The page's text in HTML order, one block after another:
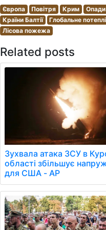
Європа Повітря Крим Опади
Країни Балтії
Глобальне
Лісова пожежа
Related posts
Зухвала атака ЗСУ в
області збільшує
для США - AP